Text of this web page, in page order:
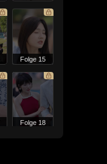
Folge 15
Folge 18